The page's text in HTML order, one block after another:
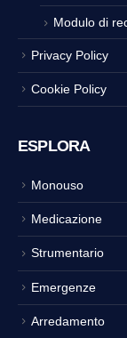
Modulo di
Privacy Policy
Cookie Policy
ESPLORA
Monouso
Medicazione
Strumentario
Emergenze
Arredamento